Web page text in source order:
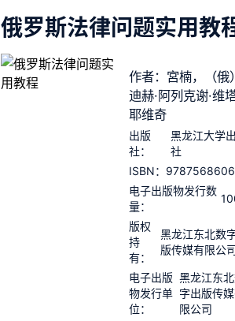
俄罗斯法律问题实用教
作者：宮楠，（俄
迪赫·阿列克谢·维
耶维奇
出版
社：
黑龙江大学
社
ISBN：
电子出版物发行数
量：
版权
持
有：
黑龙江东北数
版传媒有限公
电子出版
物发行单
位：
黑龙江东
字出版传
限公司